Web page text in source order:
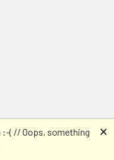
:-( // Oops, something
🗙